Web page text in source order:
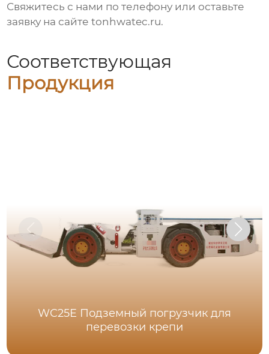
Свяжитесь с нами по телефону или оставьте
заявку на сайтеtonhwatec.ru.
Соответствующая
Продукция
WC25E Подземный погрузчик для
перевозки крепи